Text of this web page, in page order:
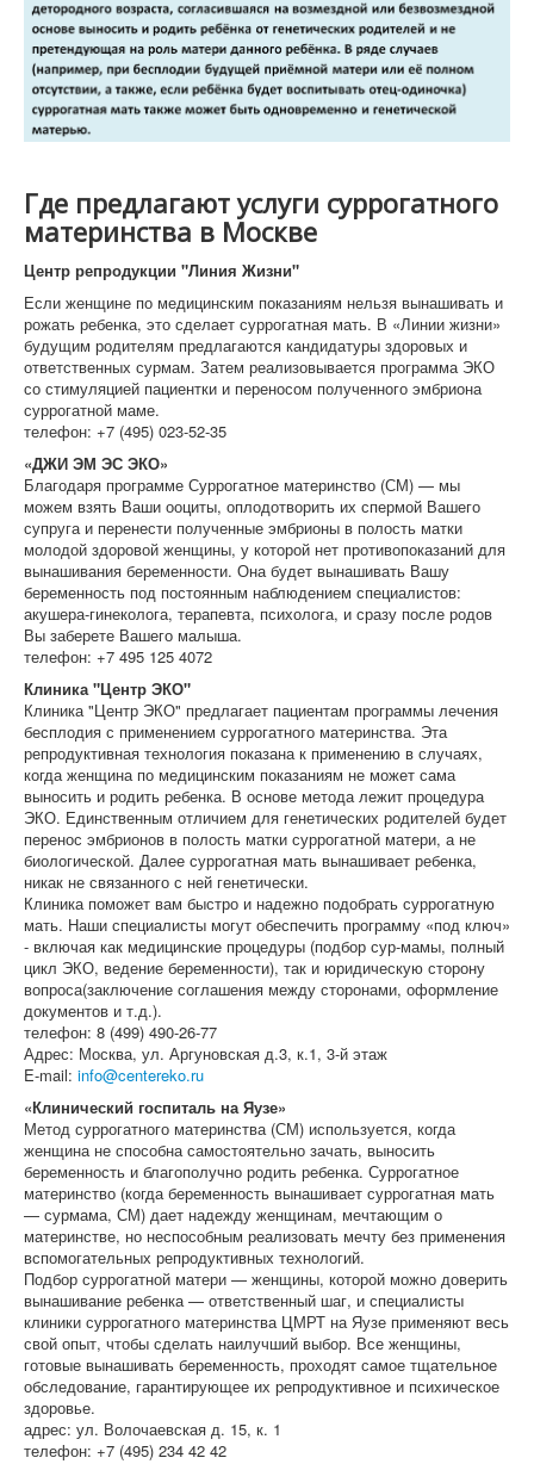
Где предлагают услуги суррогатного
материнства в Москве
Центр репродукции "Линия Жизни"
Если женщине по медицинским показаниям нельзя вынашивать и
рожать ребенка, это сделает суррогатная мать. В «Линии жизни»
будущим родителям предлагаются кандидатуры здоровых и
ответственных сурмам. Затем реализовывается программа ЭКО
со стимуляцией пациентки и переносом полученного эмбриона
суррогатной маме.
телефон: +7 (495) 023-52-35
«ДЖИ ЭМ ЭС ЭКО»
Благодаря программе Суррогатное материнство (СМ) — мы
можем взять Ваши ооциты, оплодотворить их спермой Вашего
супруга и перенести полученные эмбрионы в полость матки
молодой здоровой женщины, у которой нет противопоказаний для
вынашивания беременности. Она будет вынашивать Вашу
беременность под постоянным наблюдением специалистов:
акушера-гинеколога, терапевта, психолога, и сразу после родов
Вы заберете Вашего малыша.
телефон: +7 495 125 4072
Клиника "Центр ЭКО"
Клиника "Центр ЭКО" предлагает пациентам программы лечения
бесплодия с применением суррогатного материнства. Эта
репродуктивная технология показана к применению в случаях,
когда женщина по медицинским показаниям не может сама
выносить и родить ребенка. В основе метода лежит процедура
ЭКО. Единственным отличием для генетических родителей будет
перенос эмбрионов в полость матки суррогатной матери, а не
биологической. Далее суррогатная мать вынашивает ребенка,
никак не связанного с ней генетически.
Клиника поможет вам быстро и надежно подобрать суррогатную
мать. Наши специалисты могут обеспечить программу «под ключ»
- включая как медицинские процедуры (подбор сур-мамы, полный
цикл ЭКО, ведение беременности), так и юридическую сторону
вопроса(заключение соглашения между сторонами, оформление
документов и т.д.).
телефон: 8 (499) 490-26-77
Адрес: Москва, ул. Аргуновская д.3, к.1, 3-й этаж
E-mail: info@centereko.ru
«Клинический госпиталь на Яузе»
Метод суррогатного материнства (СМ) используется, когда
женщина не способна самостоятельно зачать, выносить
беременность и благополучно родить ребенка. Суррогатное
материнство (когда беременность вынашивает суррогатная мать
— сурмама, СМ) дает надежду женщинам, мечтающим о
материнстве, но неспособным реализовать мечту без применения
вспомогательных репродуктивных технологий.
Подбор суррогатной матери — женщины, которой можно доверить
вынашивание ребенка — ответственный шаг, и специалисты
клиники суррогатного материнства ЦМРТ на Яузе применяют весь
свой опыт, чтобы сделать наилучший выбор. Все женщины,
готовые вынашивать беременность, проходят самое тщательное
обследование, гарантирующее их репродуктивное и психическое
здоровье.
адрес: ул. Волочаевская д. 15, к. 1
телефон: +7 (495) 234 42 42